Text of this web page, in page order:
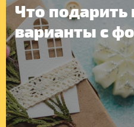
Что
варианты с